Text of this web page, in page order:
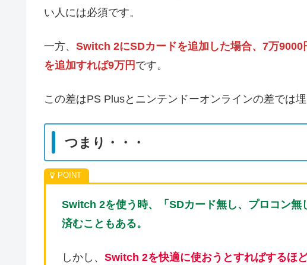
い人には必須です。
一方、 Switch 2にSDカードを追加した場合、7万
を追加すれば9万円 です。
この差はPS Plusとニンテンドーオンラインの差では
つまり・・・
Switch 2を使う時、「SDカード無し、プロコン無
済むこともある。
しかし、 Switch 2を快適に使おうとすればするほ